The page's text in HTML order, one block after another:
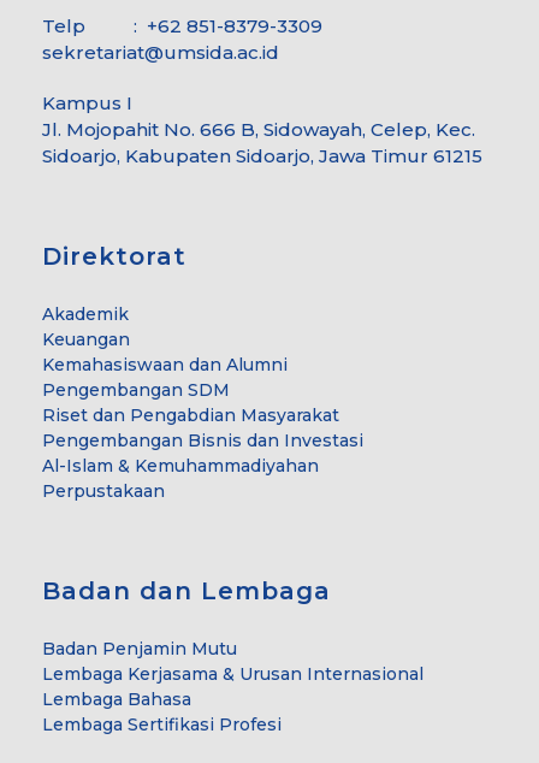
Telp : +62 851-8379-3309
sekretariat@umsida.ac.id
Kampus I
Jl. Mojopahit No. 666 B, Sidowayah, Celep, Kec.
Sidoarjo, Kabupaten Sidoarjo, Jawa Timur 61215
Direktorat
Akademik
Keuangan
Kemahasiswaan dan Alumni
Pengembangan SDM
Riset dan Pengabdian Masyarakat
Pengembangan Bisnis dan Investasi
Al-Islam & Kemuhammadiyahan
Perpustakaan
Badan dan Lembaga
Badan Penjamin Mutu
Lembaga Kerjasama & Urusan Internasional
Lembaga Bahasa
Lembaga Sertifikasi Profesi